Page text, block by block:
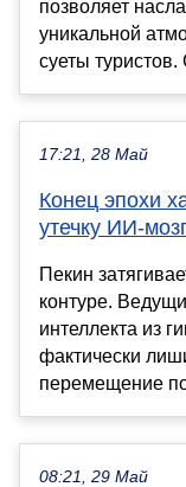
позволяет
уникальной
суеты
17:21, 28 Май
Конец эпохи
утечку ИИ-
Пекин
контуре.
интеллекта из
фактически
перемещение
08:21, 29 Май